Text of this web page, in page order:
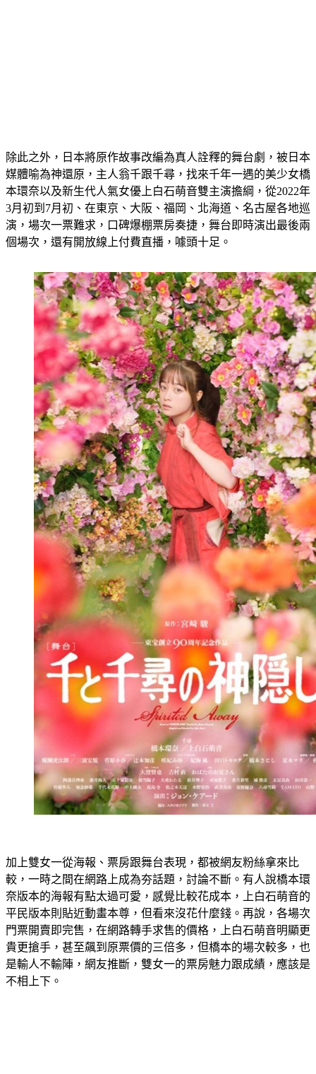
媒體喻為神還原，主人翁千跟千尋，找來千年一遇的美少女橋
本環奈以及新生代人氣女優上白石萌音雙主演擔綱，從2022年
3月初到7月初、在東京、大阪、福岡、北海道、名古屋各地巡
演，場次一票難求，口碑爆棚票房奏捷，舞台即時演出最後兩
個場次，還有開放線上付費直播，噱頭十足。
較，一時之間在網路上成為夯話題，討論不斷。有人說橋本環
奈版本的海報有點太過可愛，感覺比較花成本，上白石萌音的
平民版本則貼近動畫本尊，但看來沒花什麼錢。再說，各場次
門票開賣即完售，在網路轉手求售的價格，上白石萌音明顯更
貴更搶手，甚至飆到原票價的三倍多，但橋本的場次較多，也
是輸人不輸陣，網友推斷，雙女一的票房魅力跟成績，應該是
不相上下。